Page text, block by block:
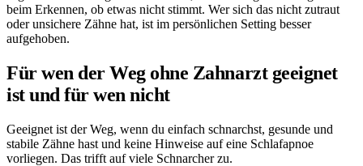
beim Erkennen, ob etwas nicht stimmt. Wer sich das nicht zutraut
oder unsichere Zähne hat, ist im persönlichen Setting besser
aufgehoben.
Für wen der Weg ohne Zahnarzt geeignet
ist und für wen nicht
Geeignet ist der Weg, wenn du einfach schnarchst, gesunde und
stabile Zähne hast und keine Hinweise auf eine Schlafapnoe
vorliegen. Das trifft auf viele Schnarcher zu.